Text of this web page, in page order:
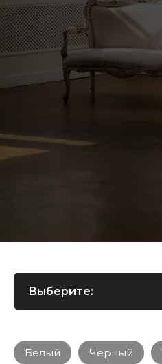
Белый Черный